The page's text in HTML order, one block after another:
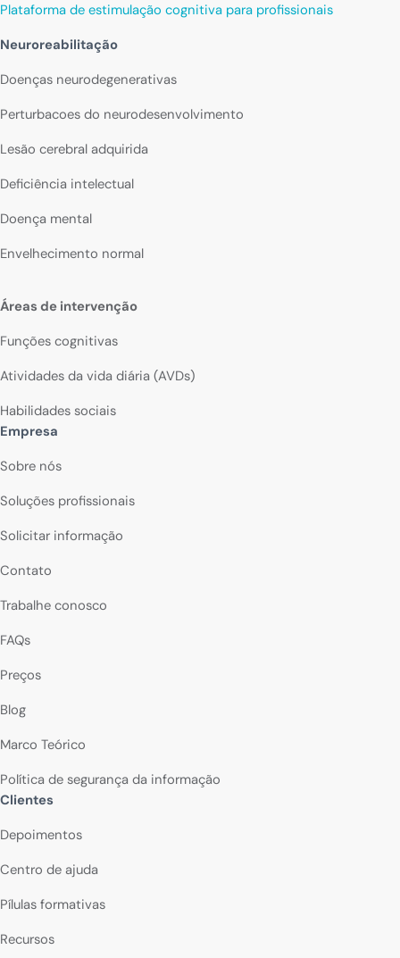
Plataforma de estimulação cognitiva para profissionais
Neuroreabilitação
Doenças neurodegenerativas
Perturbacoes do neurodesenvolvimento
Lesão cerebral adquirida
Deficiência intelectual
Doença mental
Envelhecimento normal
Áreas de intervenção
Funções cognitivas
Atividades da vida diária (AVDs)
Habilidades sociais
Empresa
Sobre nós
Soluções profissionais
Solicitar informação
Contato
Trabalhe conosco
FAQs
Preços
Blog
Marco Teórico
Política de segurança da informação
Clientes
Depoimentos
Centro de ajuda
Pílulas formativas
Recursos